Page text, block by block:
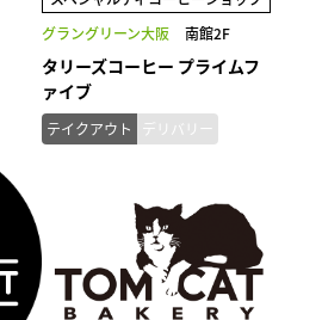
グラングリーン大阪
南館2F
タリーズコーヒー プライムフ
ァイブ
テイクアウト デリバリー